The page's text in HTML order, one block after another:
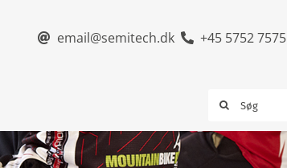
email@semitech.dk +45 5752 7575
efter: